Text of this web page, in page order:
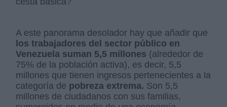
A este panorama desolador hay que añadir que
los trabajadores del sector público en
Venezuela suman 5,5 millones (alrededor de
75% de la población activa), es decir, 5,5
millones que tienen ingresos pertenecientes a la
categoría de pobreza extrema. Son 5,5
millones de ciudadanos con sus familias,